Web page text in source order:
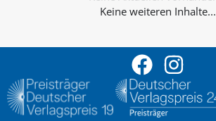
Keine weiteren Inhalte...